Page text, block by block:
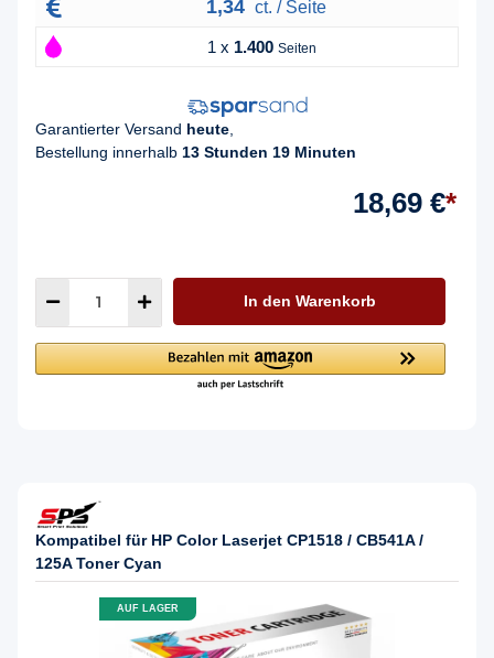
1,34 ct. / Seite
1 x 1.400 Seiten
Garantierter Versand heute
Bestellung innerhalb 13 Stunden 19 Minuten
18,69 €*
In den Warenkorb
Kompatibel für HP Color Laserjet CP1518 / CB541A /
125A Toner Cyan
AUF LAGER